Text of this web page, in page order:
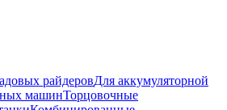
райдеровДля аккумуляторной
машинТорцовочные